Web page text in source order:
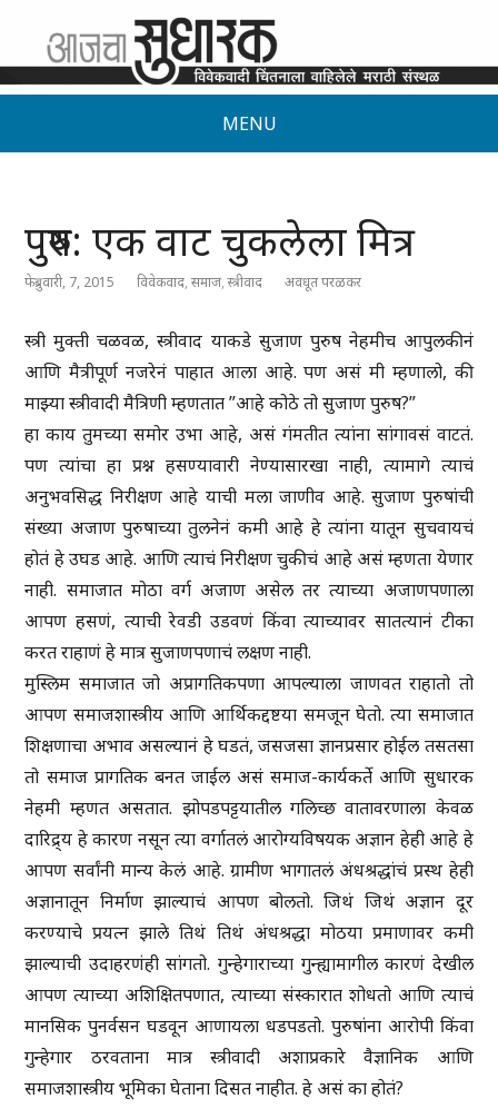
MENU
पुरुष: एक वाट चुकलेला मित्र
फेब्रुवारी, 7, 2015 विवेकवाद,समाज,स्त्रीवाद अवधूत परळकर
स्त्री मुक्ती चळवळ, स्त्रीवाद याकडे सुजाण पुरुष नेहमीच आपुलकीनं
आणि मैत्रीपूर्ण नजरेनं पाहात आला आहे. पण असं मी म्हणालो, की
माझ्या स्त्रीवादी मैत्रिणी म्हणतात ”आहे कोठे तो सुजाण पुरुष?”
हा काय तुमच्या समोर उभा आहे, असं गंमतीत त्यांना सांगावसं वाटतं.
पण त्यांचा हा प्रश्न हसण्यावारी नेण्यासारखा नाही, त्यामागे त्याचं
अनुभवसिद्ध निरीक्षण आहे याची मला जाणीव आहे. सुजाण पुरुषांची
संख्या अजाण पुरुषाच्या तुलनेनं कमी आहे हे त्यांना यातून सुचवायचं
होतं हे उघड आहे. आणि त्याचं निरीक्षण चुकीचं आहे असं म्हणता येणार
नाही. समाजात मोठा वर्ग अजाण असेल तर त्याच्या अजाणपणाला
आपण हसणं, त्याची रेवडी उडवणं किंवा त्याच्यावर सातत्यानं टीका
करत राहाणं हे मात्र सुजाणपणाचं लक्षण नाही.
मुस्लिम समाजात जो अप्रागतिकपणा आपल्याला जाणवत राहातो तो
आपण समाजशास्त्रीय आणि आर्थिकद्दष्टया समजून घेतो. त्या समाजात
शिक्षणाचा अभाव असल्यानं हे घडतं, जसजसा ज्ञानप्रसार होईल तसतसा
तो समाज प्रागतिक बनत जाईल असं समाज-कार्यकर्ते आणि सुधारक
नेहमी म्हणत असतात. झोपडपट्टयातील गलिच्छ वातावरणाला केवळ
दारिद्र्य हे कारण नसून त्या वर्गातलं आरोग्यविषयक अज्ञान हेही आहे हे
आपण सर्वांनी मान्य केलं आहे. ग्रामीण भागातलं अंधश्रद्धांचं प्रस्थ हेही
अज्ञानातून निर्माण झाल्याचं आपण बोलतो. जिथं जिथं अज्ञान दूर
करण्याचे प्रयत्न झाले तिथं तिथं अंधश्रद्धा मोठया प्रमाणावर कमी
झाल्याची उदाहरणंही सांगतो. गुन्हेगाराच्या गुन्ह्यामागील कारणं देखील
आपण त्याच्या अशिक्षितपणात, त्याच्या संस्कारात शोधतो आणि त्याचं
मानसिक पुनर्वसन घडवून आणायला धडपडतो. पुरुषांना आरोपी किंवा
गुन्हेगार ठरवताना मात्र स्त्रीवादी अशाप्रकारे वैज्ञानिक आणि
समाजशास्त्रीय भूमिका घेताना दिसत नाहीत. हे असं का होतं?